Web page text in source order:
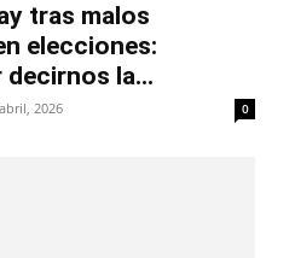
tras malos
elecciones:
decirnos la...
2026 0